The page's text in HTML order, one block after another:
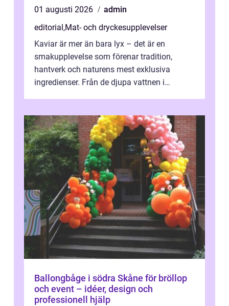
01 augusti 2026
admin
editorial,Mat- och dryckesupplevelser
Kaviar är mer än bara lyx – det är en
smakupplevelse som förenar tradition,
hantverk och naturens mest exklusiva
ingredienser. Från de djupa vattnen i
Ballongbåge i södra Skåne för bröllop
och event – idéer, design och
professionell hjälp